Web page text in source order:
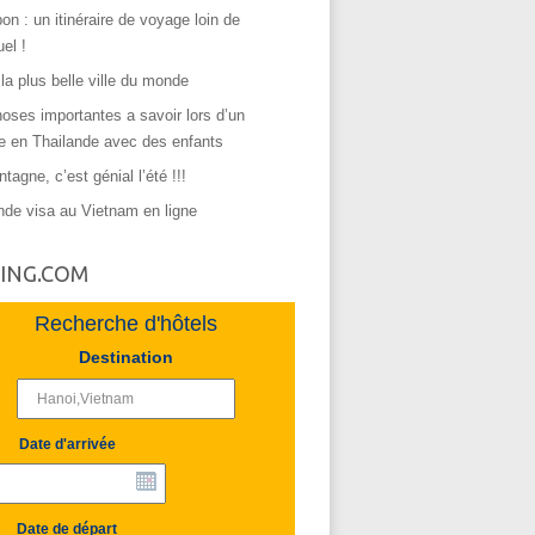
: un itinéraire de voyage loin de
!
plus belle ville du monde
importantes a savoir lors d’un
en Thailande avec des enfants
c’est génial l’été !!!
visa au Vietnam en ligne
Recherche d'hôtels
Destination
Date d'arrivée
Date de départ